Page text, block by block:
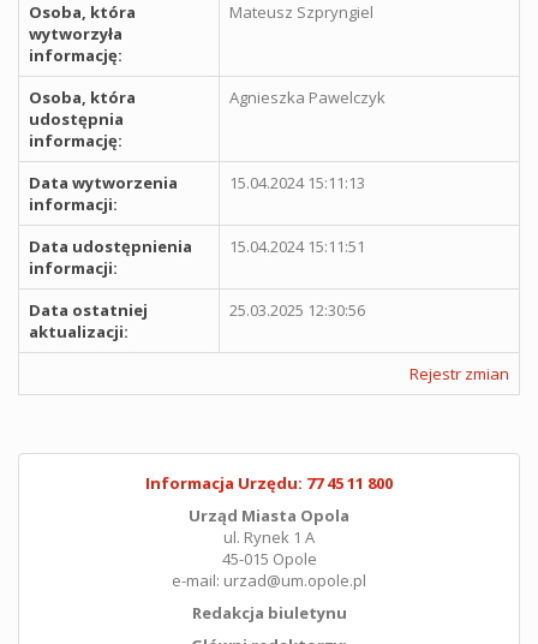
Osoba, która
wytworzyła
informację:
Mateusz Szpryngiel
Osoba, która
udostępnia
informację:
Agnieszka Pawelczyk
Data wytworzenia
informacji:
15.04.2024 15:11:13
Data udostępnienia
informacji:
15.04.2024 15:11:51
Data ostatniej
aktualizacji:
25.03.2025 12:30:56
Rejestr zmian
Informacja Urzędu: 77 45 11 800
Urząd Miasta Opola
ul. Rynek 1 A
45-015 Opole
e-mail: urzad@um.opole.pl
Redakcja biuletynu